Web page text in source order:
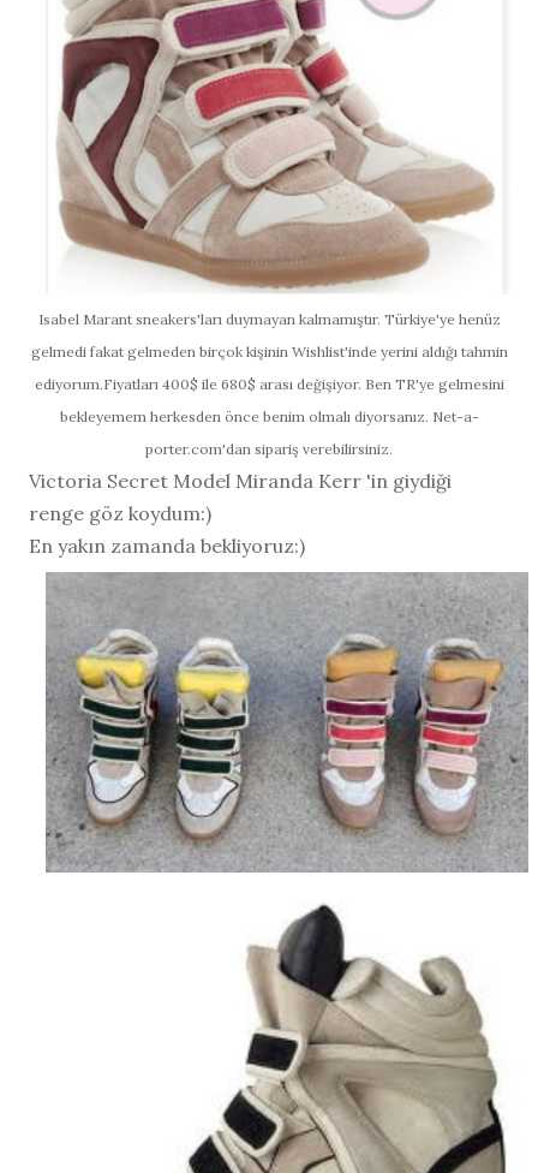
Isabel Marant sneakers'ları duymayan kalmamıştır. Türkiye'ye henüz
gelmedi fakat gelmeden birçok kişinin Wishlist'inde yerini aldığı tahmin
ediyorum.Fiyatları 400$ ile 680$ arası değişiyor. Ben TR'ye gelmesini
bekleyemem herkesden önce benim olmalı diyorsanız. Net-a-
porter.com'dan sipariş verebilirsiniz.
Victoria Secret Model Miranda Kerr 'in giydiği
renge göz koydum:)
En yakın zamanda bekliyoruz:)